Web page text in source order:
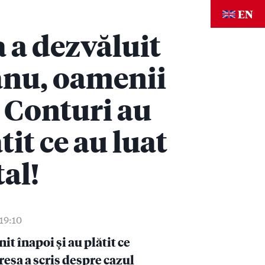
EN
a dezvăluit
oamenii
au
ce au luat
înapoi și au plătit ce
a scris despre cazul